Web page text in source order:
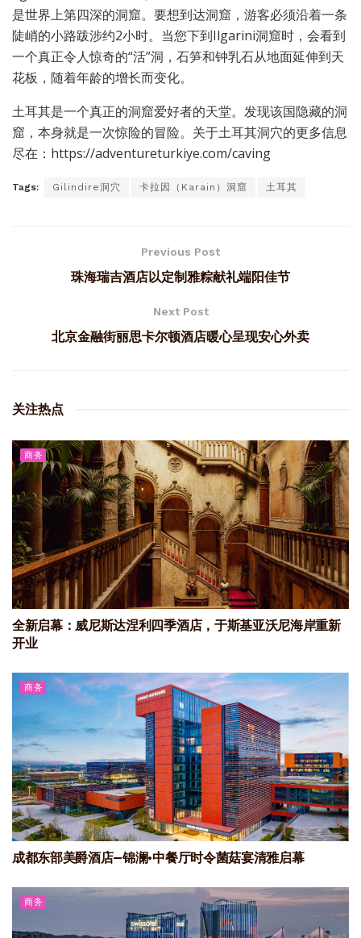
是世界上第四深的洞窟。要想到达洞窟，游客必须沿着一条
陡峭的小路跋涉约2小时。当您下到Ilgarini洞窟时，会看到
一个真正令人惊奇的“活”洞，石笋和钟乳石从地面延伸到天
花板，随着年龄的增长而变化。
土耳其是一个真正的洞窟爱好者的天堂。发现该国隐藏的洞
窟，本身就是一次惊险的冒险。关于土耳其洞穴的更多信息
尽在：https://adventureturkiye.com/caving
Tags: Gilindire洞穴 卡拉因（Karain）洞窟 土耳其
Previous Post
珠海瑞吉酒店以定制雅粽献礼端阳佳节
Next Post
北京金融街丽思卡尔顿酒店暖心呈现安心外卖
关注热点
商务
全新启幕：威尼斯达涅利四季酒店，于斯基亚沃尼海岸重新
开业
商务
成都东部美爵酒店—锦澜·中餐厅时令菌菇宴清雅启幕
商务